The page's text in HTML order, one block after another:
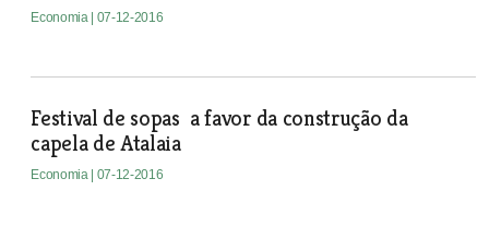
Economia | 07-12-2016
Festival de sopas a favor da construção da
capela de Atalaia
Economia | 07-12-2016